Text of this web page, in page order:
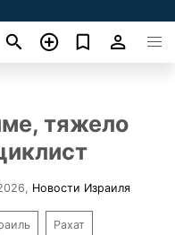
тяжело
Новости Израиля
Рахат